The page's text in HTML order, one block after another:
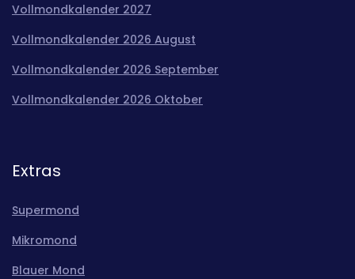
Vollmondkalender 2027
Vollmondkalender 2026 August
Vollmondkalender 2026 September
Vollmondkalender 2026 Oktober
Extras
Supermond
Mikromond
Blauer Mond